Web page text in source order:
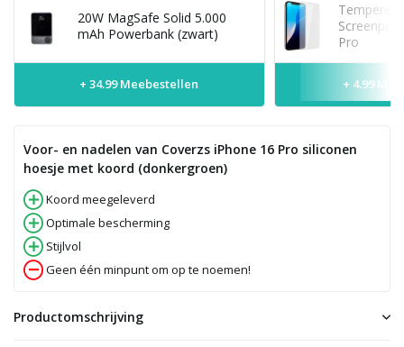
20W MagSafe Solid 5.000
mAh Powerbank (zwart)
+ 34.99 Meebestellen
Tempered
Pro
+ 4.99
Voor- en nadelen van Coverzs iPhone 16 Pro siliconen
hoesje met koord (donkergroen)
Koord meegeleverd
Optimale bescherming
Stijlvol
Geen één minpunt om op te noemen!
Productomschrijving